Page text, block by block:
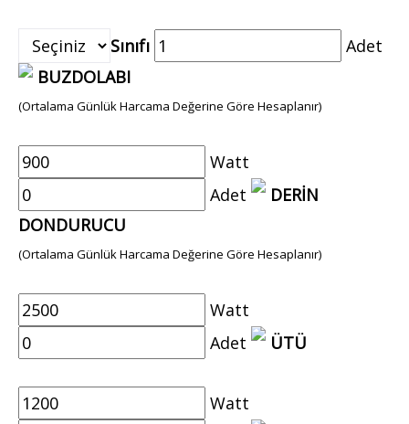
Sınıfı
Adet
BUZDOLABI
(Ortalama Günlük Harcama Değerine Göre Hesaplanır)
Watt
Adet
DERİN
DONDURUCU
(Ortalama Günlük Harcama Değerine Göre Hesaplanır)
Watt
Adet
ÜTÜ
Watt